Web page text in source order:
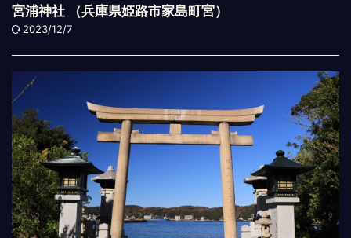
宮浦神社 （兵庫県姫路市家島町宮）
2023/12/7